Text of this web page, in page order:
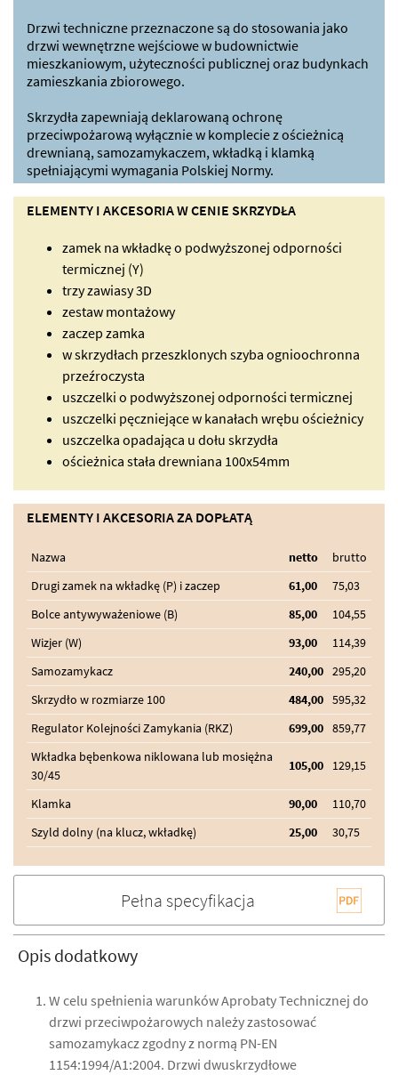
Drzwi techniczne przeznaczone są do stosowania jako
drzwi wewnętrzne wejściowe w budownictwie
mieszkaniowym, użyteczności publicznej oraz budynkach
zamieszkania zbiorowego.
Skrzydła zapewniają deklarowaną ochronę
przeciwpożarową wyłącznie w komplecie z ościeżnicą
drewnianą, samozamykaczem, wkładką i klamką
spełniającymi wymagania Polskiej Normy.
ELEMENTY I AKCESORIA W CENIE SKRZYDŁA
zamek na wkładkę o podwyższonej odporności
termicznej (Y)
trzy zawiasy 3D
zestaw montażowy
zaczep zamka
w skrzydłach przeszklonych szyba ognioochronna
przeźroczysta
uszczelki o podwyższonej odporności termicznej
uszczelki pęczniejące w kanałach wrębu ościeżnicy
uszczelka opadająca u dołu skrzydła
ościeżnica stała drewniana 100x54mm
ELEMENTY I AKCESORIA ZA DOPŁATĄ
Nazwa netto
brutto
Drugi zamek na wkładkę (P) i zaczep
61,00
75,03
Bolce antywyważeniowe (B)
85,00
104,55
Wizjer (W)
93,00
114,39
Samozamykacz
240,00 295,20
Skrzydło w rozmiarze 100
484,00 595,32
Regulator Kolejności Zamykania (RKZ)
699,00 859,77
Wkładka bębenkowa niklowana lub mosiężna
30/45
105,00 129,15
Klamka 90,00
110,70
Szyld dolny (na klucz, wkładkę)
25,00 30,75
Pełna specyfikacja
Opis dodatkowy
W celu spełnienia warunków Aprobaty Technicznej do
drzwi przeciwpożarowych należy zastosować
samozamykacz zgodny z normą PN-EN
1154:1994/A1:2004. Drzwi dwuskrzydłowe